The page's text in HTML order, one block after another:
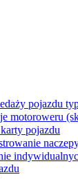
pojazdu
motoroweru
pojazdu